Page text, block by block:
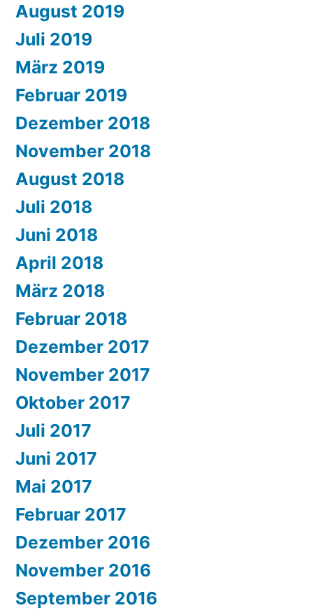
August 2019
Juli 2019
März 2019
Februar 2019
Dezember 2018
November 2018
August 2018
Juli 2018
Juni 2018
April 2018
März 2018
Februar 2018
Dezember 2017
November 2017
Oktober 2017
Juli 2017
Juni 2017
Mai 2017
Februar 2017
Dezember 2016
November 2016
September 2016